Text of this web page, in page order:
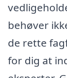
behøver
de rette
for dig at